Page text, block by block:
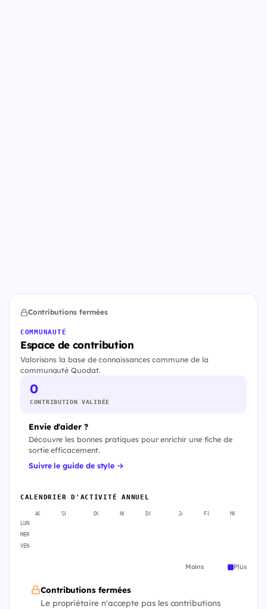
Contributions fermées
COMMUNAUTÉ
Espace de contribution
Valorisons la base de connaissances commune de la
communauté Quodat.
0
CONTRIBUTION VALIDÉE
Envie d'aider ?
Découvre les bonnes pratiques pour enrichir une fiche de
sortie efficacement.
Suivre le guide de style →
CALENDRIER D'ACTIVITÉ ANNUEL
AOÛT SEPT. OCT. NOV. DÉC. JANV. FÉVR. MARS
LUN
MER
VEN
Moins Plus
Contributions fermées
Le propriétaire n'accepte pas les contributions